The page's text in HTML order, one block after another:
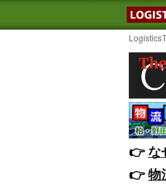
👉️な
👉️物